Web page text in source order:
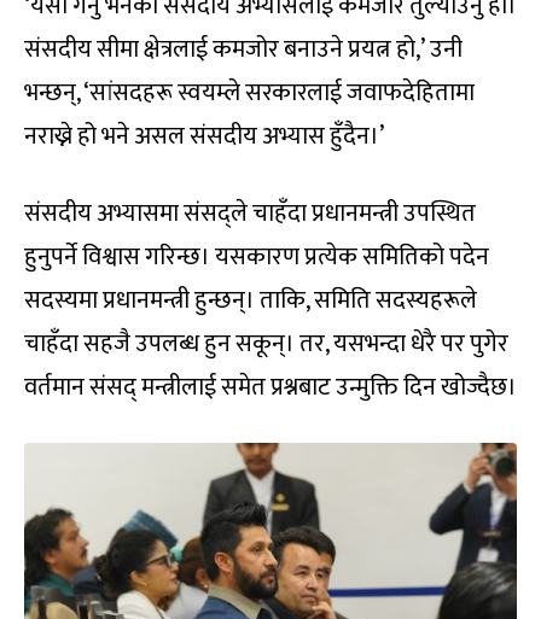
संसदीय सीमा क्षेत्रलाई कमजोर बनाउने प्रयत्न हो,’ उनी
भन्छन्, ‘सांसदहरू स्वयम्ले सरकारलाई जवाफदेहितामा
नराख्ने हो भने असल संसदीय अभ्यास हुँदैन।’
संसदीय अभ्यासमा संसद्ले चाहँदा प्रधानमन्त्री उपस्थित
हुनुपर्ने विश्वास गरिन्छ। यसकारण प्रत्येक समितिको पदेन
सदस्यमा प्रधानमन्त्री हुन्छन्। ताकि, समिति सदस्यहरूले
चाहँदा सहजै उपलब्ध हुन सकून्। तर, यसभन्दा धेरै पर पुगेर
वर्तमान संसद् मन्त्रीलाई समेत प्रश्नबाट उन्मुक्ति दिन खोज्दैछ।